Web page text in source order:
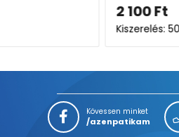
Ft
Kiszerelés: 50ML
Kövessen minket
/azenpatikam